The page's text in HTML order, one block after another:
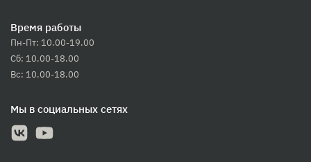
Время работы
Пн-Пт: 10.00-19.00
Сб: 10.00-18.00
Вс: 10.00-18.00
Мы в социальных сетях